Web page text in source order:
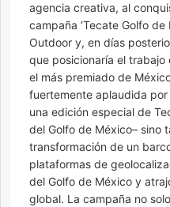
agencia creativa, al
campaña ‘Tecate Golfo de
Outdoor y, en días
que posicionaría el
el más premiado de
fuertemente aplaudida
una edición especial de
del Golfo de México– sino
transformación de un
plataformas de
del Golfo de México y
global. La campaña no